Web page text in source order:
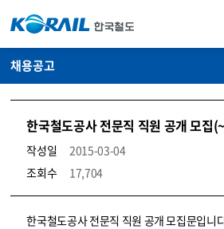
채용공고
한국철도공사 전문직 직원 공개 모집
작성일
2015-03-04
조회수
17,704
코레일소개_경영공시_채용공고 상세보기 – 내용, 파일, 담당자 연락처로 구성
한국철도공사 전문직 직원 공개 모집문입니